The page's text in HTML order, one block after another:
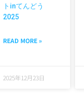
トinてんどう
2025
READ MORE »
2025年12月23日